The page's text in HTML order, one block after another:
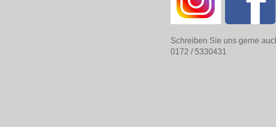
Schreiben Sie uns gerne
0172 / 5330431